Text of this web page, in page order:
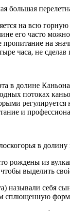
большая
на всю
его часто
пропитание на
часа, не
в долине Каньона
потоках
и
в
рождены из
выделить
называли себя
сплющенную